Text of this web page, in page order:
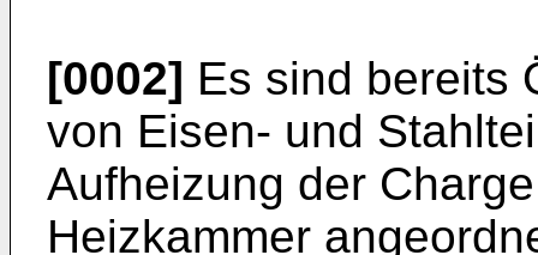
[0002] Es sind bereits
von Eisen- und
Aufheizung der
Heizkammer